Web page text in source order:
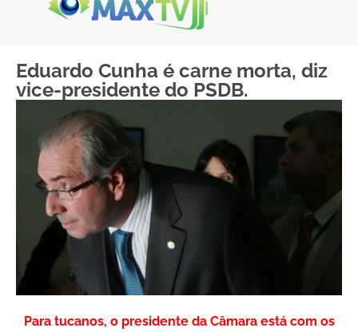
Eduardo Cunha é carne morta, diz
vice-presidente do PSDB.
Para tucanos, o presidente da Câmara está com os